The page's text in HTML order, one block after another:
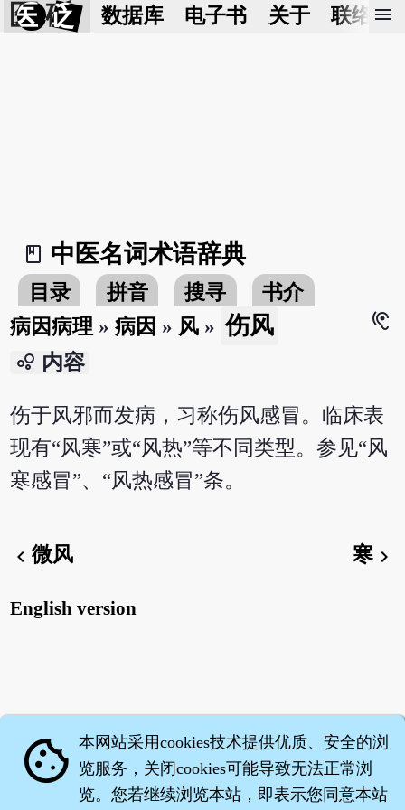
医 砭 数据库 电子书 关于 联络我
menu
book_2
中医名词术语辞典
目录 拼音 搜寻
书介
病因病理 »病因 » 风 » 伤风
hearing
bubble_chart 内容
伤于风邪而发病，习称伤风感冒。临床表
现有“风寒”或“风热”等不同类型。参见“风
寒感冒”、“风热感冒”条。
chevron_left微风 寒chevron_right
English version
cookie 本网站采用cookies技术提供优质、安全的浏
览服务，关闭cookies可能导致无法正常浏
览。您若继续浏览本站，即表示您同意本站